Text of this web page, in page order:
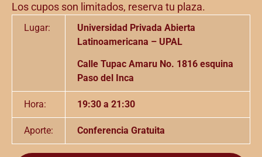
Los cupos son limitados, reserva tu plaza.
Lugar:
Universidad Privada Abierta
Latinoamericana – UPAL
Calle Tupac Amaru No. 1816 esquina
Paso del Inca
Hora: 19:30 a 21:30
Aporte: Conferencia Gratuita